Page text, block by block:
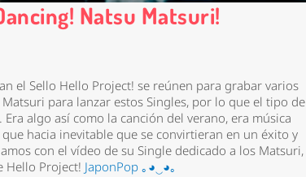
Natsu Matsuri!
el Sello Hello Project! se reúnen para grabar varios
para lanzar estos Singles, por lo que el tipo de
algo así como la canción del verano, era música
hacia inevitable que se convirtieran en un éxito y
con el vídeo de su Single dedicado a los Matsuri,
Hello Project! JaponPop ｡◕‿◕｡